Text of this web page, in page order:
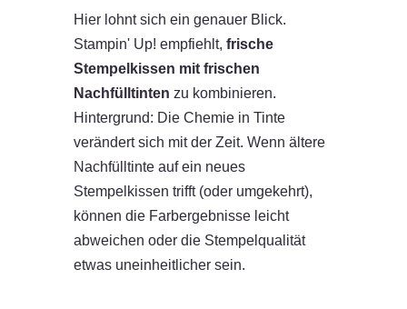
Hier lohnt sich ein genauer Blick.
Stampin' Up! empfiehlt, frische
Stempelkissen mit frischen
Nachfülltinten zu kombinieren.
Hintergrund: Die Chemie in Tinte
verändert sich mit der Zeit. Wenn ältere
Nachfülltinte auf ein neues
Stempelkissen trifft (oder umgekehrt),
können die Farbergebnisse leicht
abweichen oder die Stempelqualität
etwas uneinheitlicher sein.